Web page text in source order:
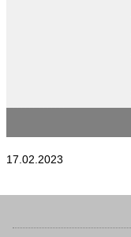
17.02.2023